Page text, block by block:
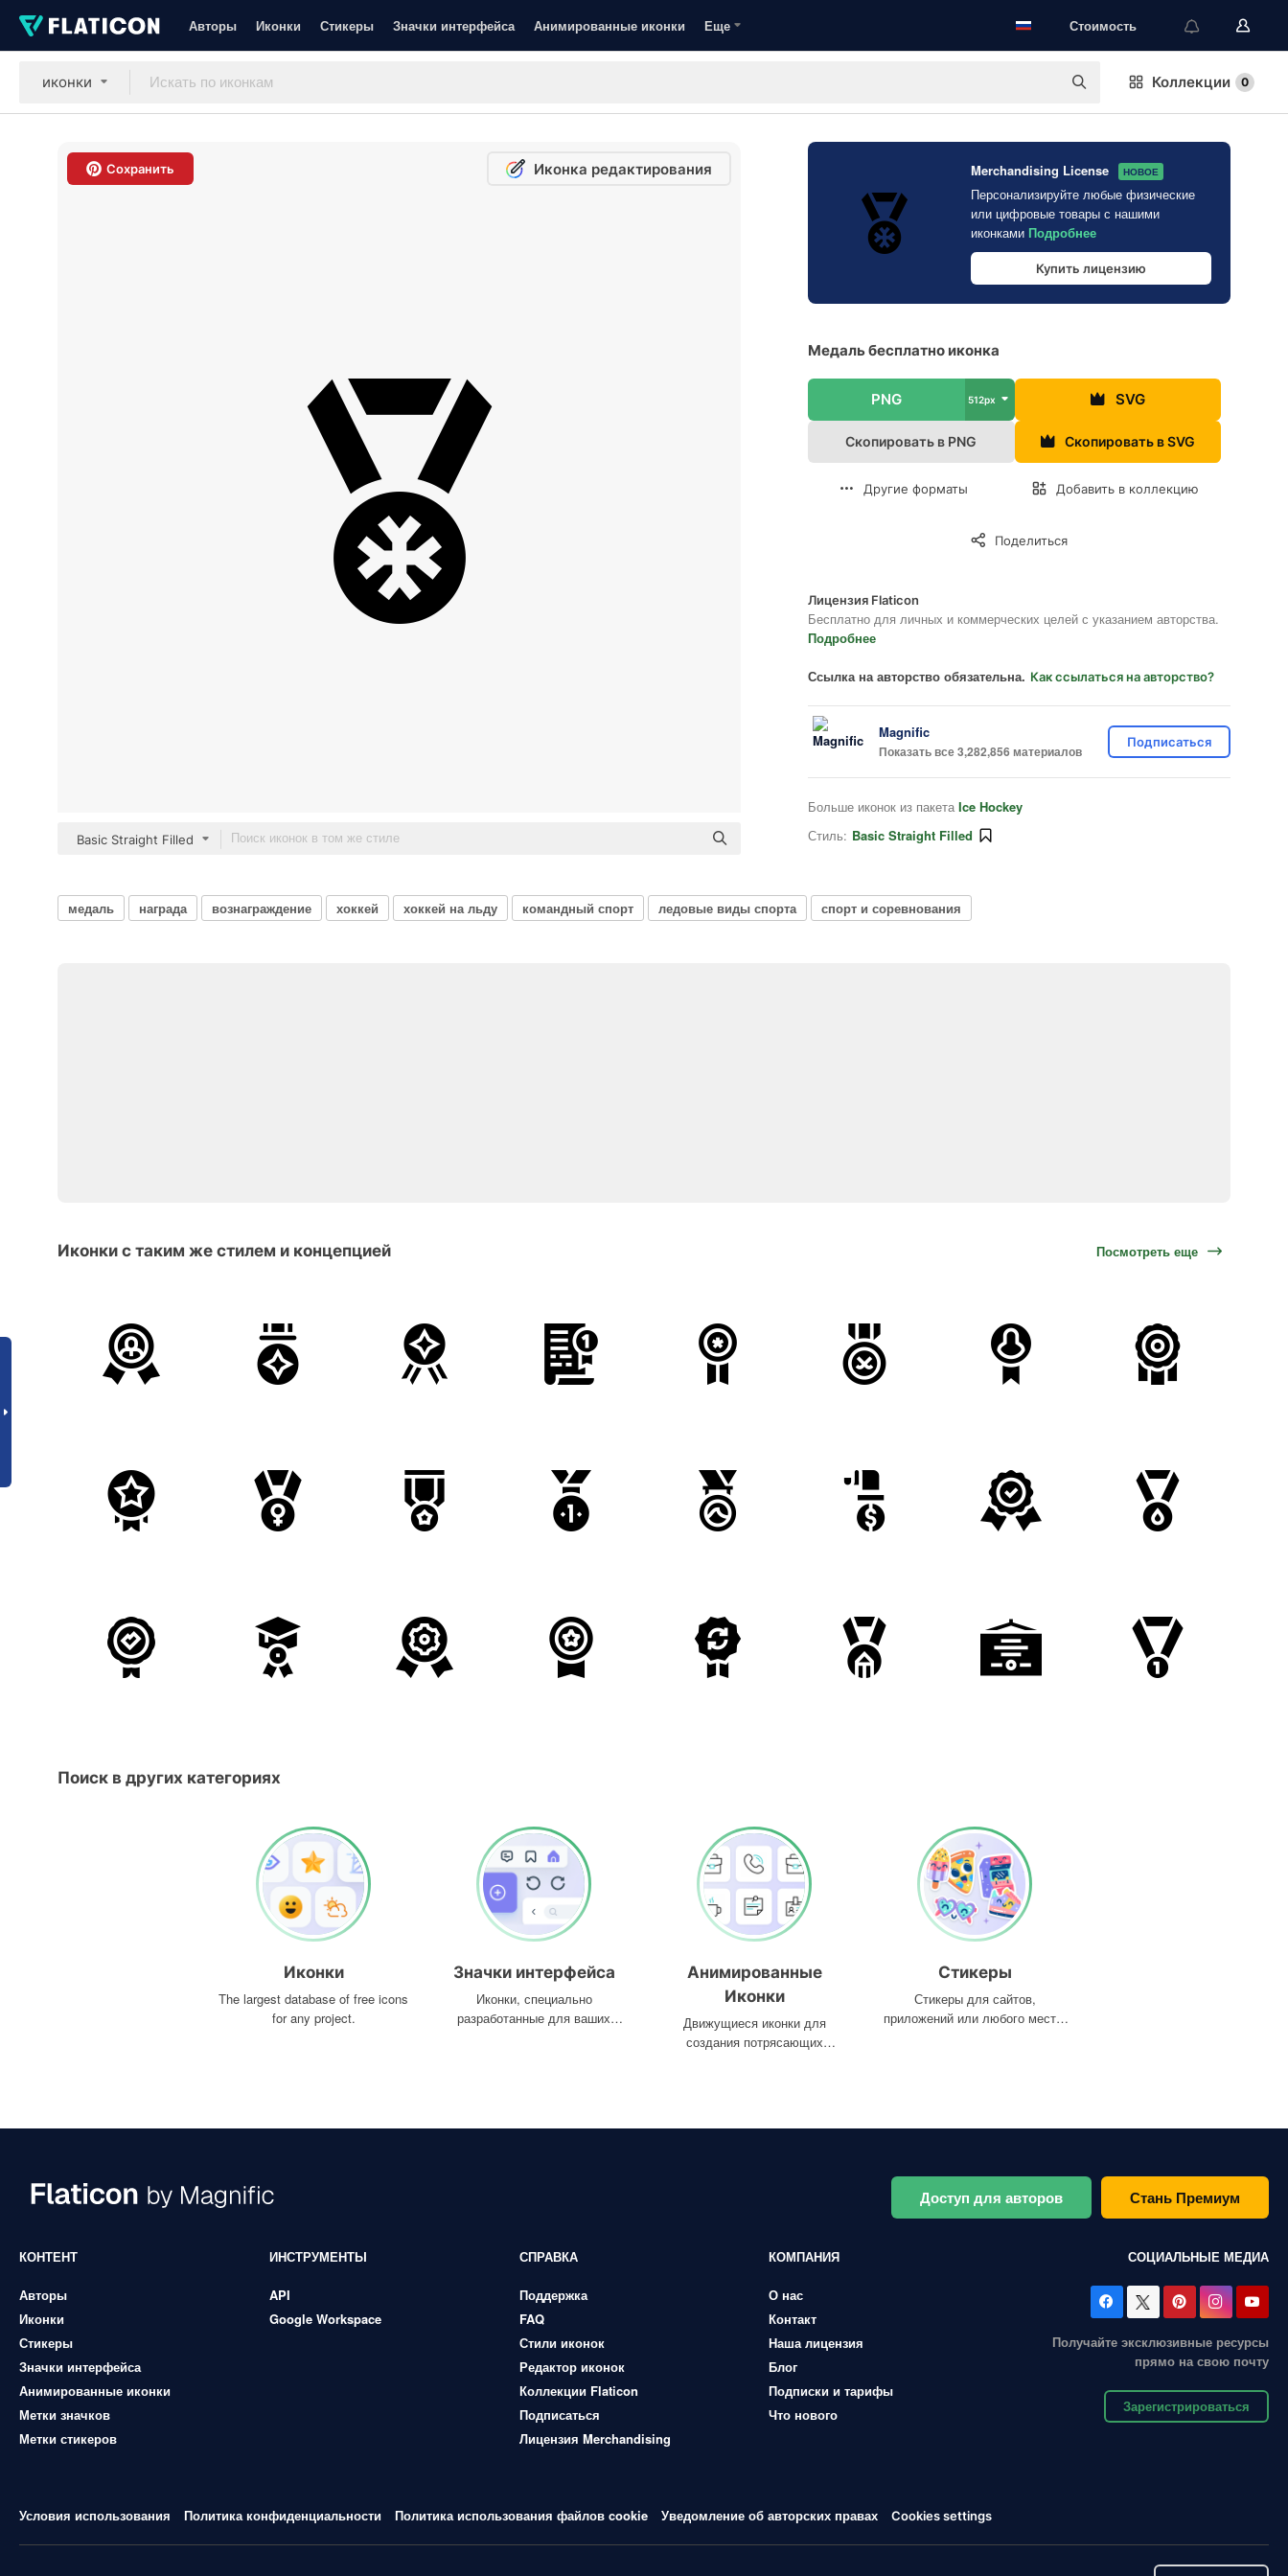
Авторы Иконки Стикеры Значки интерфейса Анимированные иконки Еще Стоимость
иконки Коллекции 0
Сохранить Иконка редактирования
Basic Straight Filled
Merchandising License НОВОЕ
Персонализируйте любые физические
или цифровые товары с нашими
иконками Подробнее
Купить лицензию
Медаль бесплатно иконка
PNG 512px SVG
Скопировать в PNG Скопировать в SVG
Другие форматы Добавить в коллекцию
Поделиться
Лицензия Flaticon
Бесплатно для личных и коммерческих целей с указанием авторства.
Подробнее
Ссылка на авторство обязательна. Как ссылаться на авторство?
Magnific
Показать все 3,282,856 материалов
Подписаться
Больше иконок из пакета Ice Hockey
Стиль: Basic Straight Filled
медаль награда вознаграждение хоккей хоккей на льду командный спорт ледовые виды спорта спорт и соревнования
Иконки с таким же стилем и концепцией Посмотреть еще
Поиск в других категориях
Иконки
The largest database of free icons
for any project.
Значки интерфейса
Иконки, специально
разработанные для ваших
Анимированные
Иконки
Движущиеся иконки для
создания потрясающих
Стикеры
Стикеры для сайтов,
приложений или любого места,
Доступ для авторов Стань Премиум
КОНТЕНТ
Авторы
Иконки
Стикеры
Значки интерфейса
Анимированные иконки
Метки значков
Метки стикеров
ИНСТРУМЕНТЫ
API
Google Workspace
СПРАВКА
Поддержка
FAQ
Стили иконок
Редактор иконок
Коллекции Flaticon
Подписаться
Лицензия Merchandising
КОМПАНИЯ
О нас
Контакт
Наша лицензия
Блог
Подписки и тарифы
Что нового
СОЦИАЛЬНЫЕ МЕДИА
Получайте эксклюзивные ресурсы
прямо на свою почту
Зарегистрироваться
Условия использования Политика конфиденциальности Политика использования файлов cookie Уведомление об авторских правах Cookies settings